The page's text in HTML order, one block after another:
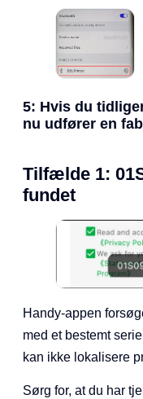
5: Hvis du
nu udfører en
Tilfælde 1:
fundet
Handy-appen
med et bestemt
kan ikke lokalisere
Sørg for, at du har